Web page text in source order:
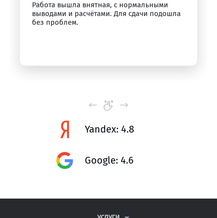
Работа вышла внятная, с нормальными
выводами и расчётами. Для сдачи подошла
без проблем.
Yandex: 4.8
Google: 4.6